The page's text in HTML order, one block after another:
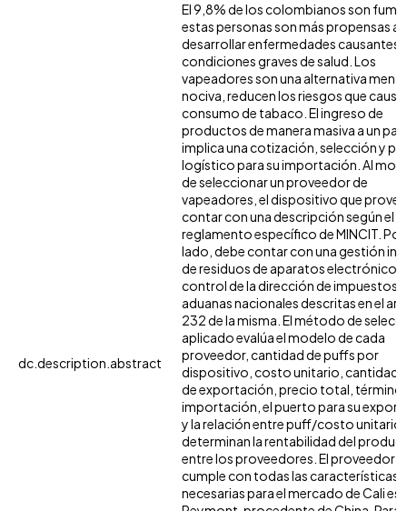
dc.description.abstract
El 9,8% de los colombianos son
estas personas son más propensas a
desarrollar enfermedades causantes
condiciones graves de salud. Los
vapeadores son una alternativa
nociva, reducen los riesgos que causa
consumo de tabaco. El ingreso de
productos de manera masiva a un país
implica una cotización, selección y
logístico para su importación. Al
de seleccionar un proveedor de
vapeadores, el dispositivo que
contar con una descripción según el
reglamento específico de MINCIT.
lado, debe contar con una gestión
de residuos de aparatos electrónicos
control de la dirección de impuestos y
aduanas nacionales descritas en el
232 de la misma. El método de
aplicado evalúa el modelo de cada
proveedor, cantidad de puffs por
dispositivo, costo unitario, cantidad
de exportación, precio total, término
importación, el puerto para su
y la relación entre puff/costo
determinan la rentabilidad del
entre los proveedores. El proveedor
cumple con todas las características
necesarias para el mercado de Cali es